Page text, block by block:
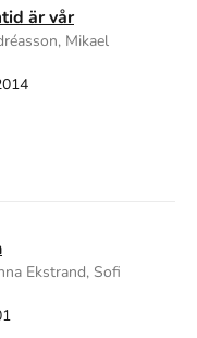
är vår
Mikael
Ekstrand, Sofi